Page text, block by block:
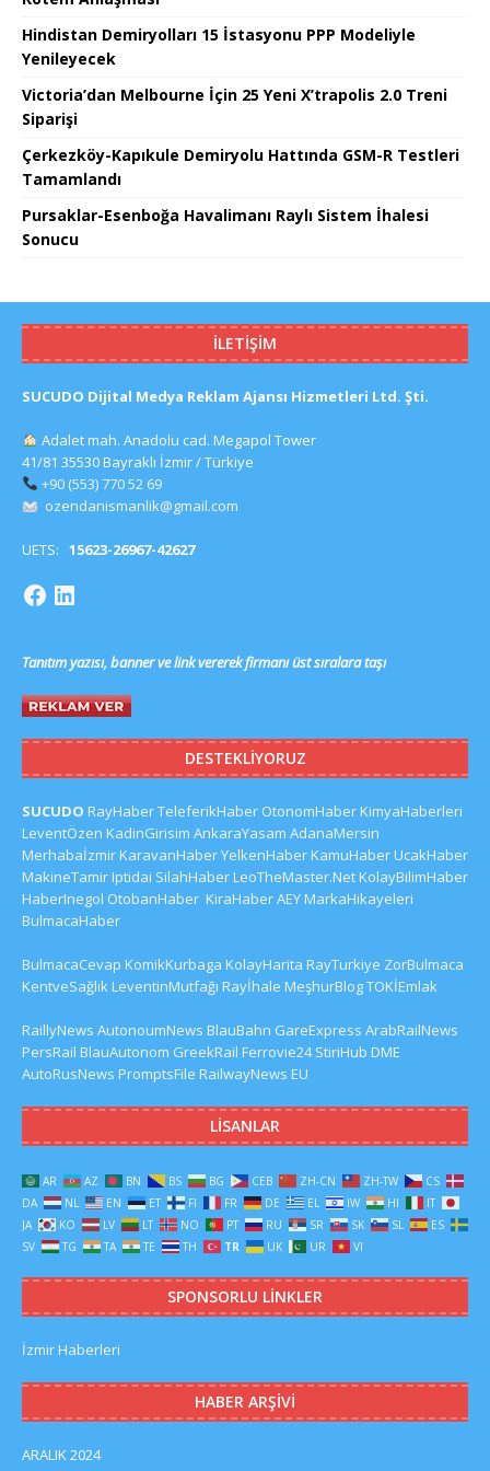
Hindistan Demiryolları 15 İstasyonu PPP Modeliyle
Yenileyecek
Victoria’dan Melbourne İçin 25 Yeni X’trapolis 2.0 Treni
Siparişi
Çerkezköy-Kapıkule Demiryolu Hattında GSM-R Testleri
Tamamlandı
Pursaklar-Esenboğa Havalimanı Raylı Sistem İhalesi
Sonucu
İLETIŞIM
SUCUDO Dijital Medya Reklam Ajansı Hizmetleri Ltd. Şti.
Adalet mah. Anadolu cad. Megapol Tower
41/81 35530 Bayraklı İzmir / Türkiye
+90 (553) 770 52 69
ozendanismanlik@gmail.com
UETS: 15623-26967-42627
Tanıtım yazısı, banner ve link vererek firmanı üst sıralara taşı
DESTEKLIYORUZ
SUCUDO RayHaberTeleferikHaber OtonomHaberKimyaHaberleri
LeventÖzen KadinGirisim AnkaraYasam AdanaMersin
MerhabaİzmirKaravanHaberYelkenHaberKamuHaberUcakHaber
MakineTamirIptidai SilahHaberLeoTheMaster.NetKolayBilimHaber
HaberInegol OtobanHaber KiraHaberAEYMarkaHikayeleri
BulmacaHaber
BulmacaCevap KomikKurbaga KolayHarita RayTurkiye ZorBulmaca
KentveSağlıkLeventinMutfağı Rayİhale MeşhurBlogTOKİEmlak
RaillyNews AutonoumNews BlauBahn GareExpress ArabRailNews
PersRail BlauAutonom GreekRail Ferrovie24 StiriHub DME
AutoRusNews PromptsFile RailwayNews EU
LISANLAR
AR AZ BN BS BG CEB ZH-CN ZH-TW
CS
DA
NL EN ET FI FR DE EL IW HI
IT
JA
KO LV LT NO PT RU SR SK SL
ES
SV
TG TA TE TH TR UK UR VI
SPONSORLU LINKLER
İzmir Haberleri
HABER ARŞIVI
ARALIK 2024